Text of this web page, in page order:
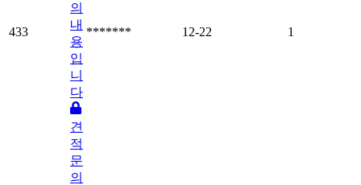
433
의
내
용
입
니
다
******* 12-22 1
견
적
문
의